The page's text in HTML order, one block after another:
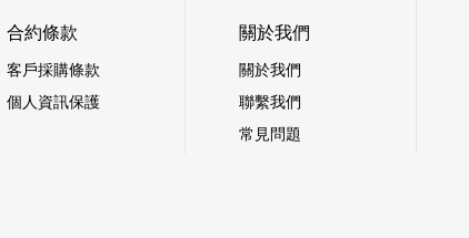
合約條款
客戶採購條款
個人資訊保護
關於我們
關於我們
聯繫我們
常見問題